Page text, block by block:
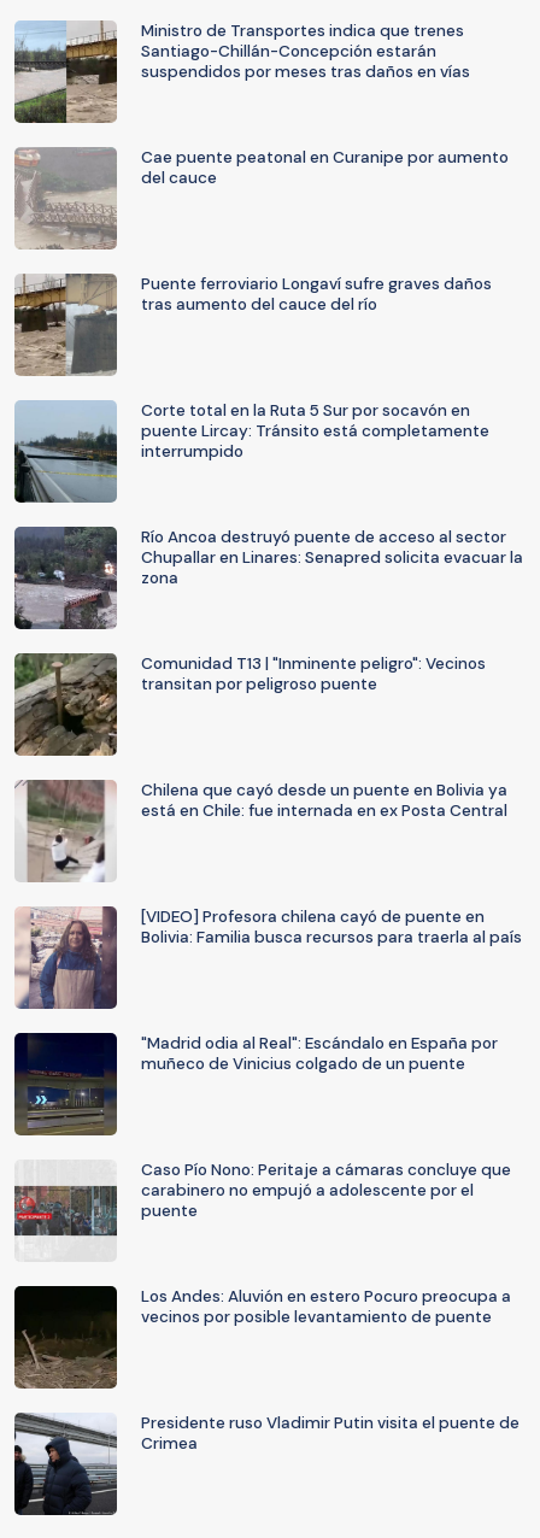
Ministro de Transportes indica que trenes
Santiago-Chillán-Concepción estarán
suspendidos por meses tras daños en vías
Cae puente peatonal en Curanipe por aumento
del cauce
Puente ferroviario Longaví sufre graves daños
tras aumento del cauce del río
Corte total en la Ruta 5 Sur por socavón en
puente Lircay: Tránsito está completamente
interrumpido
Río Ancoa destruyó puente de acceso al sector
Chupallar en Linares: Senapred solicita evacuar la
zona
Comunidad T13 | "Inminente peligro": Vecinos
transitan por peligroso puente
Chilena que cayó desde un puente en Bolivia ya
está en Chile: fue internada en ex Posta Central
[VIDEO] Profesora chilena cayó de puente en
Bolivia: Familia busca recursos para traerla al país
"Madrid odia al Real": Escándalo en España por
muñeco de Vinicius colgado de un puente
Caso Pío Nono: Peritaje a cámaras concluye que
carabinero no empujó a adolescente por el
puente
Los Andes: Aluvión en estero Pocuro preocupa a
vecinos por posible levantamiento de puente
Presidente ruso Vladimir Putin visita el puente de
Crimea